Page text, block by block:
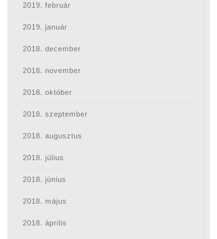
2019. február
2019. január
2018. december
2018. november
2018. október
2018. szeptember
2018. augusztus
2018. július
2018. június
2018. május
2018. április